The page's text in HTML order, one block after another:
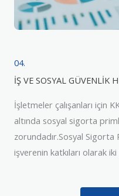
04.
İŞ VE SOSYAL GÜVENLİK
İşletmeler çalışanları için
altında sosyal sigorta
zorundadır.Sosyal Sigorta
işverenin katkıları olarak